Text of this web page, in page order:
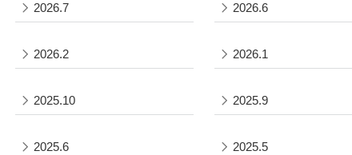
2026.7 2026.6
2026.2 2026.1
2025.10 2025.9
2025.6 2025.5